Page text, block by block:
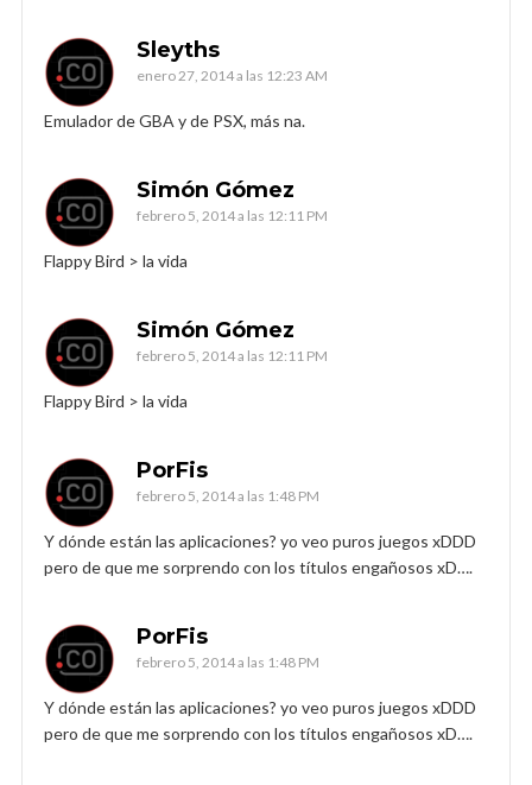
Sleyths
enero 27, 2014 a las 12:23 AM
Emulador de GBA y de PSX, más na.
Simón Gómez
febrero 5, 2014 a las 12:11 PM
Flappy Bird > la vida
Simón Gómez
febrero 5, 2014 a las 12:11 PM
Flappy Bird > la vida
PorFis
febrero 5, 2014 a las 1:48 PM
Y dónde están las aplicaciones? yo veo puros juegos xDDD
pero de que me sorprendo con los títulos engañosos xD….
PorFis
febrero 5, 2014 a las 1:48 PM
Y dónde están las aplicaciones? yo veo puros juegos xDDD
pero de que me sorprendo con los títulos engañosos xD….